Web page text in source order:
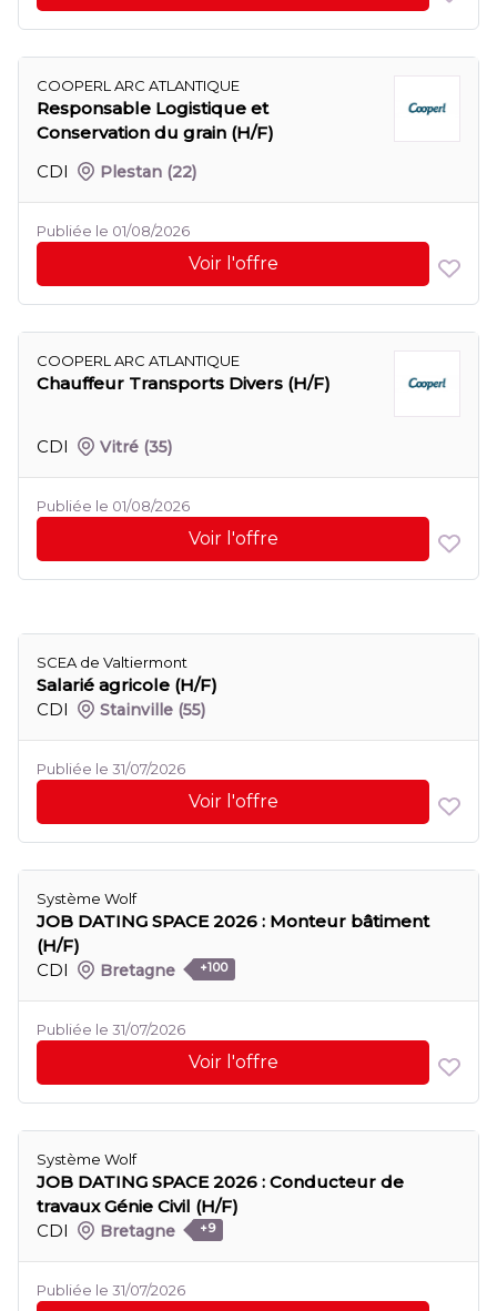
COOPERL ARC ATLANTIQUE
Responsable Logistique et
Conservation du grain (H/F)
CDI
Plestan (22)
Publiée le 01/08/2026
Voir l'offre
COOPERL ARC ATLANTIQUE
Chauffeur Transports Divers (H/F)
CDI Vitré (35)
Publiée le 01/08/2026
Voir l'offre
SCEA de Valtiermont
Salarié agricole (H/F)
CDI
Stainville (55)
Publiée le 31/07/2026
Voir l'offre
Système Wolf
JOB DATING SPACE 2026 : Monteur bâtiment
(H/F)
CDI
Bretagne +100
Publiée le 31/07/2026
Voir l'offre
Système Wolf
JOB DATING SPACE 2026 : Conducteur de
travaux Génie Civil (H/F)
CDI
Bretagne +9
Publiée le 31/07/2026